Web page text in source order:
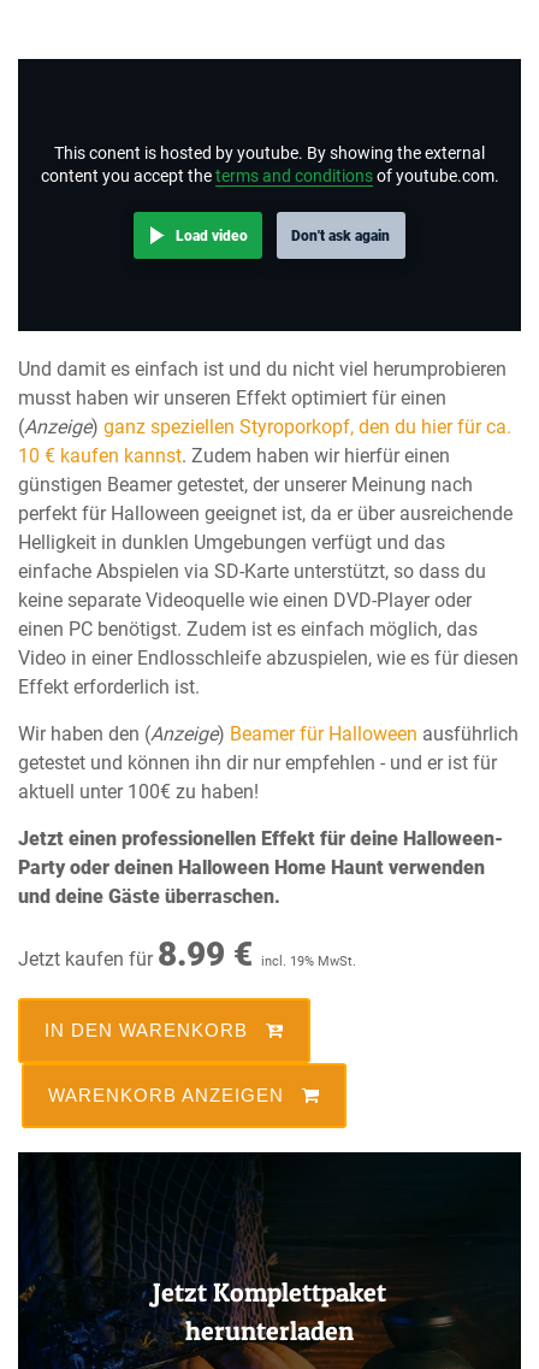
This conent is hosted by youtube. By showing the external
content you accept theterms and conditionsof youtube.com.
Load video Don't ask again
Und damit es einfach ist und du nicht viel herumprobieren
musst haben wir unseren Effekt optimiert für einen
(Anzeige) ganz speziellen Styroporkopf, den du hier für ca.
10 € kaufen kannst. Zudem haben wir hierfür einen
günstigen Beamer getestet, der unserer Meinung nach
perfekt für Halloween geeignet ist, da er über ausreichende
Helligkeit in dunklen Umgebungen verfügt und das
einfache Abspielen via SD-Karte unterstützt, so dass du
keine separate Videoquelle wie einen DVD-Player oder
einen PC benötigst. Zudem ist es einfach möglich, das
Video in einer Endlosschleife abzuspielen, wie es für diesen
Effekt erforderlich ist.
Wir haben den (Anzeige) Beamer für Halloween ausführlich
getestet und können ihn dir nur empfehlen - und er ist für
aktuell unter 100€ zu haben!
Jetzt einen professionellen Effekt für deine Halloween-
Party oder deinen Halloween Home Haunt verwenden
und deine Gäste überraschen.
Jetzt kaufen für 8.99 € incl. 19% MwSt.
IN DEN WARENKORB
WARENKORB ANZEIGEN
Jetzt Komplettpaket
herunterladen